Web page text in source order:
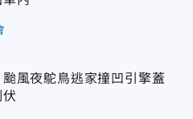
颱風夜鴕鳥逃家撞凹引擎蓋
伏